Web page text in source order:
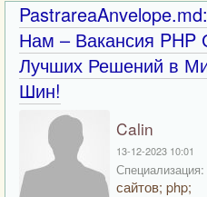
Нам – Вакансия PHP
Лучших Решений в
Шин!
Calin
13-12-2023 10:01
Специализация:
сайтов; php;